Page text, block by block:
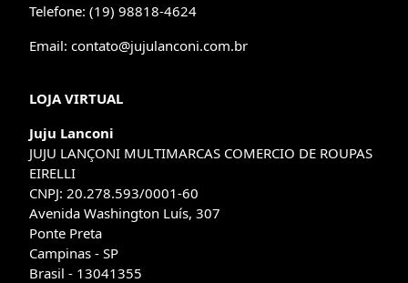
Telefone: (19) 98818-4624
Email: contato@jujulanconi.com.br
LOJA VIRTUAL
Juju Lanconi
JUJU LANÇONI MULTIMARCAS COMERCIO DE ROUPAS
EIRELLI
CNPJ: 20.278.593/0001-60
Avenida Washington Luís, 307
Ponte Preta
Campinas - SP
Brasil - 13041355